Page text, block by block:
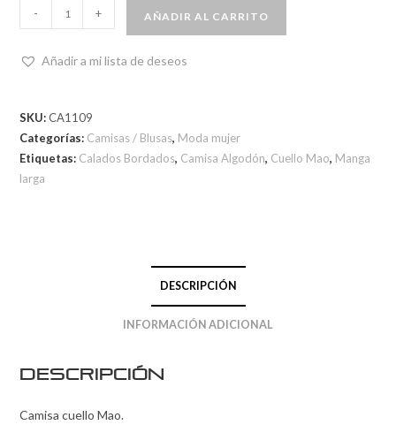
- + AÑADIR AL CARRITO
Añadir a mi lista de deseos
SKU:CA1109
Categorías: Camisas / Blusas, Moda mujer
Etiquetas: Calados Bordados, Camisa Algodón, Cuello Mao, Manga
larga
DESCRIPCIÓN
INFORMACIÓN ADICIONAL
Descripción
Camisa cuello Mao.